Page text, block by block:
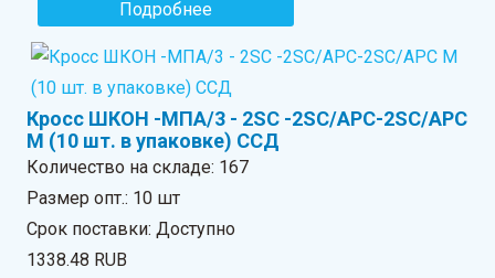
Подробнее
Кросс ШКОН -МПА/3 - 2SC -2SC/APC-2SC/APC
М (10 шт. в упаковке) ССД
Количество на складе: 167
Размер опт.: 10 шт
Срок поставки: Доступно
1338.48 RUB